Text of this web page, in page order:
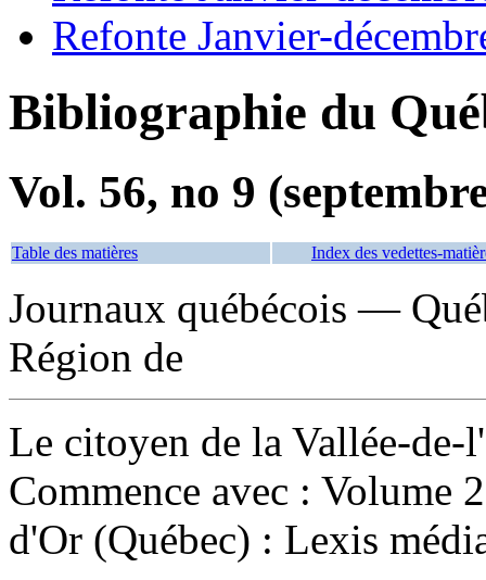
Refonte Janvier-
Bibliographie du
Vol. 56, no 9
Table des matières Index des vedettes-
Journaux québécois —
Région de
Le citoyen de la Vallée-
Commence avec :
d'Or (Québec) : Lexis